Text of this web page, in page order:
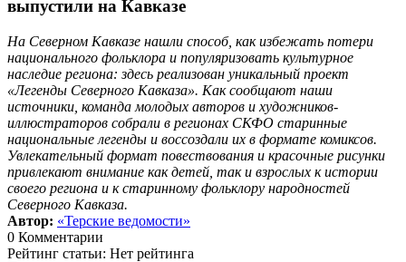
выпустили на Кавказе
На Северном Кавказе нашли способ, как избежать потери
национального фольклора и популяризовать культурное
наследие региона: здесь реализован уникальный проект
«Легенды Северного Кавказа». Как сообщают наши
источники, команда молодых авторов и художников-
иллюстраторов собрали в регионах СКФО старинные
национальные легенды и воссоздали их в формате комиксов.
Увлекательный формат повествования и красочные рисунки
привлекают внимание как детей, так и взрослых к истории
своего региона и к старинному фольклору народностей
Северного Кавказа.
Автор: «Терские ведомости»
0 Комментарии
Рейтинг статьи: Нет рейтинга